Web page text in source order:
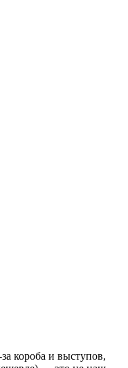
короба и выступов,